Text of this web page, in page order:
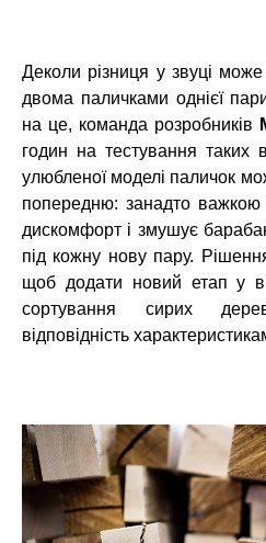
Деколи різниця у звуці
двома паличками однієї
на це, команда розробників
годин на тестування таких
улюбленої моделі паличок
попередню: занадто
дискомфорт і змушує
під кожну нову пару.
щоб додати новий етап у
сортування сирих
відповідність